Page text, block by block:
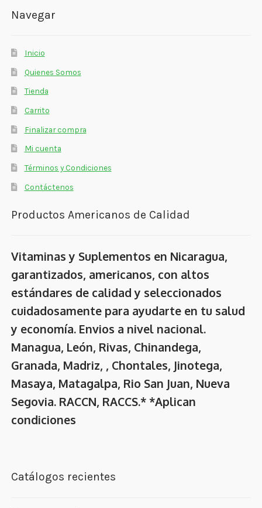
Navegar
Inicio
Quienes Somos
Tienda
Carrito
Finalizar compra
Mi cuenta
Términos y Condiciones
Contáctenos
Productos Americanos de Calidad
Vitaminas y Suplementos en Nicaragua,
garantizados, americanos, con altos
estándares de calidad y seleccionados
cuidadosamente para ayudarte en tu salud
y economía. Envios a nivel nacional.
Managua, León, Rivas, Chinandega,
Granada, Madriz, , Chontales, Jinotega,
Masaya, Matagalpa, Rio San Juan, Nueva
Segovia. RACCN, RACCS.* *Aplican
condiciones
Catálogos recientes